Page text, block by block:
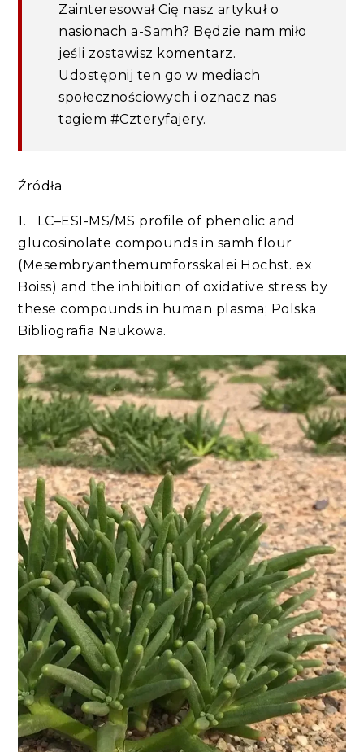
Zainteresował Cię nasz artykuł o
nasionach a-Samh? Będzie nam miło
jeśli zostawisz komentarz.
Udostępnij ten go w mediach
społecznościowych i oznacz nas
tagiem #Czteryfajery.
Źródła
1. LC–ESI-MS/MS profile of phenolic and
glucosinolate compounds in samh flour
(Mesembryanthemumforsskalei Hochst. ex
Boiss) and the inhibition of oxidative stress by
these compounds in human plasma; Polska
Bibliografia Naukowa.